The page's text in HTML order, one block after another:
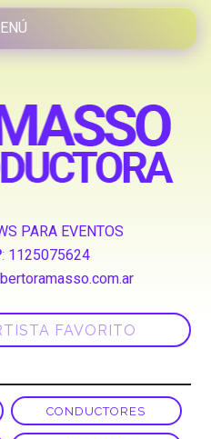
PARA EVENTOS
: 1125075624
CONDUCTORES